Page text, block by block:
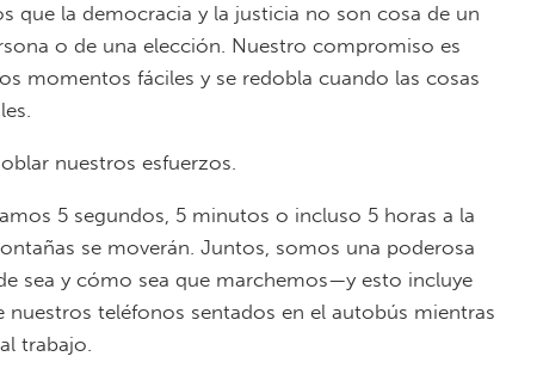
que la democracia y la justicia no son cosa de un
o de una elección. Nuestro compromiso es
momentos fáciles y se redobla cuando las cosas
nuestros esfuerzos.
5 segundos, 5 minutos o incluso 5 horas a la
se moverán. Juntos, somos una poderosa
sea y cómo sea que marchemos—y esto incluye
nuestros teléfonos sentados en el autobús mientras
trabajo.